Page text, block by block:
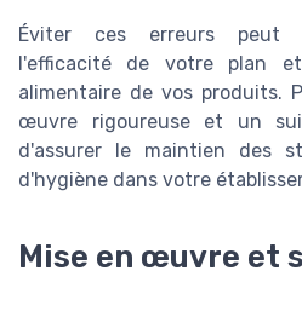
Éviter ces erreurs peut
l'efficacité de votre plan
alimentaire de vos produits.
œuvre rigoureuse et un
d'assurer le maintien des
d'hygiène dans votre
Mise en œuvre et